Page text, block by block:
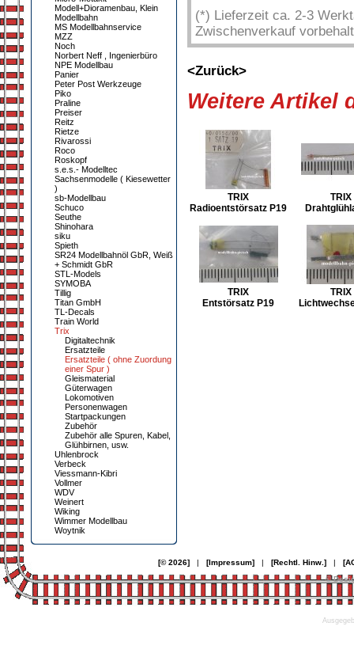
Modell+Dioramenbau, Klein
Modellbahn
MS Modellbahnservice
MZZ
Noch
Norbert Neff , Ingenierbüro
NPE Modellbau
Panier
Peter Post Werkzeuge
Piko
Praline
Preiser
Reitz
Rietze
Rivarossi
Roco
Roskopf
s.e.s.- Modelltec
Sachsenmodelle ( Kiesewetter
)
sb-Modellbau
Schuco
Seuthe
Shinohara
siku
Spieth
SR24 Modellbahnöl GbR, Weiß
+ Schmidt GbR
STL-Models
SYMOBA
Tillig
Titan GmbH
TL-Decals
Train World
Trix
Digitaltechnik
Ersatzteile
Ersatzteile ( ohne Zuordung
einer Spur )
Gleismaterial
Güterwagen
Lokomotiven
Personenwagen
Startpackungen
Zubehör
Zubehör alle Spuren, Kabel,
Glühbirnen, usw.
Uhlenbrock
Verbeck
Viessmann-Kibri
Vollmer
WDV
Weinert
Wiking
Wimmer Modellbau
Woytnik
(*) Lieferzeit ca. 2-3
Zwischenverkauf
<Zurück>
Weitere Artikel
TRIX
Radioentstörsatz P19
TRIX
TRIX
Entstörsatz P19
TRIX
[© 2026]| [Impressum]| [Rechtl. Hinw.]|
©